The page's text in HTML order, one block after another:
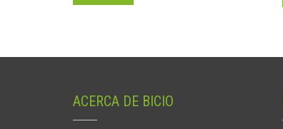
ACERCA DE BICIO